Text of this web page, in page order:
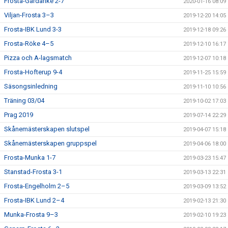
Viljan-Frosta 3–3 2019-12-20 14:05
Frosta-IBK Lund 3-3 2019-12-18 09:26
Frosta-Röke 4–5 2019-12-10 16:17
Pizza och A-lagsmatch 2019-12-07 10:18
Frosta-Hofterup 9-4 2019-11-25 15:59
Säsongsinledning 2019-11-10 10:56
Träning 03/04 2019-10-02 17:03
Prag 2019 2019-07-14 22:29
Skånemästerskapen slutspel 2019-04-07 15:18
Skånemästerskapen gruppspel 2019-04-06 18:00
Frosta-Munka 1-7 2019-03-23 15:47
Stanstad-Frosta 3-1 2019-03-13 22:31
Frosta-Engelholm 2–5 2019-03-09 13:52
Frosta-IBK Lund 2–4 2019-02-13 21:30
Munka-Frosta 9–3 2019-02-10 19:23